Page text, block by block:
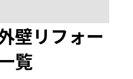
壁リフォー
覧